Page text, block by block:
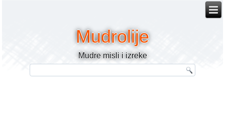
Mudrolije
Mudre misli i izreke